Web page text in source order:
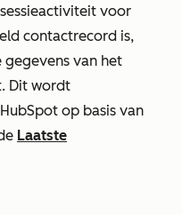
voor
contactrecord is,
van het
Dit wordt
op basis van
Laatste